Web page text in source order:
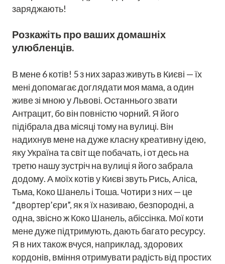
заряджають!
Розкажіть про ваших домашніх
улюбленців.
В мене 6 котів! 5 з них зараз живуть в Києві — їх
мені допомагає доглядати моя мама, а один
живе зі мною у Львові. Останнього звати
Антрацит, бо він повністю чорний. Я його
підібрала два місяці тому на вулиці. Він
надихнув мене на дуже класну креативну ідею,
яку Україна та світ ще побачать, і от десь на
третю нашу зустріч на вулиці я його забрала
додому. А моїх котів у Києві звуть Рись, Аліса,
Тьма, Коко Шанель і Тоша. Чотири з них — це
“двортер’єри”, як я їх називаю, безпородні, а
одна, звісно ж Коко Шанель, абіссінка. Мої коти
мене дуже підтримують, дають багато ресурсу.
Я в них також вчуся, наприклад, здорових
кордонів, вміння отримувати радість від простих